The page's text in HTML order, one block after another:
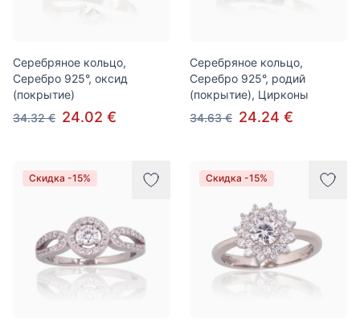
Серебряное кольцо,
Серебро 925°, оксид
(покрытие)
34.32 € 24.02 €
Серебряное кольцо,
Серебро 925°, родий
(покрытие), Цирконы
34.63 € 24.24 €
Скидка -15% Скидка -15%